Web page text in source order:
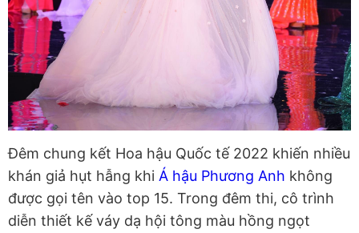
Đêm chung kết Hoa hậu Quốc tế 2022 khiến nhiều
khán giả hụt hẫng khi Á hậu Phương Anh không
được gọi tên vào top 15. Trong đêm thi, cô trình
diễn thiết kế váy dạ hội tông màu hồng ngọt